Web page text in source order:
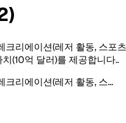
리에이션(레저 활동, 스포
(10억 달러)를 제공합니다..
크리에이션(레저 활동, 스...